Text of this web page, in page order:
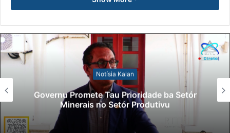
Notísia Kalan
Governu Promete Tau Prioridade ba Setór
Minerais no Setór Produtivu